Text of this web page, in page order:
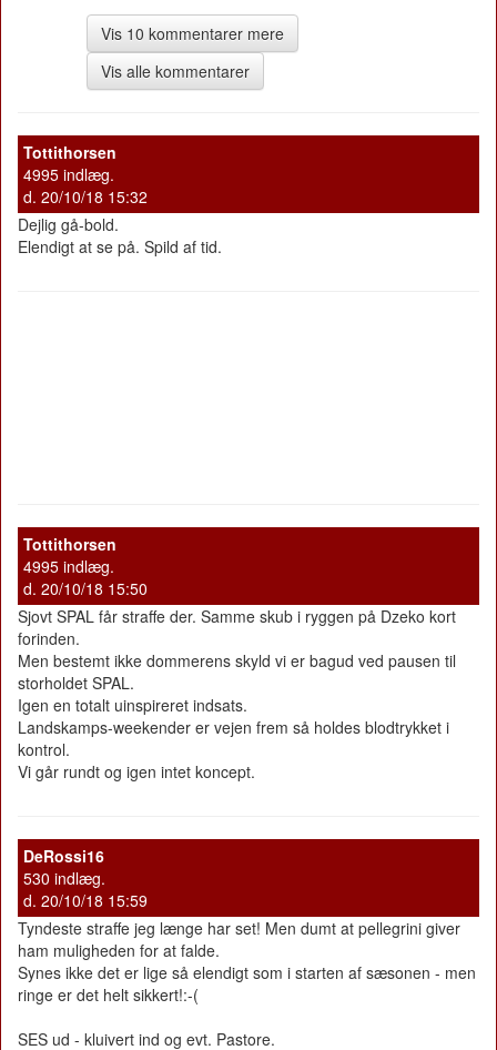
Vis 10 kommentarer mere
Vis alle kommentarer
Tottithorsen
4995 indlæg.
d. 20/10/18 15:32
Dejlig gå-bold.
Elendigt at se på. Spild af tid.
Tottithorsen
4995 indlæg.
d. 20/10/18 15:50
Sjovt SPAL får straffe der. Samme skub i ryggen på Dzeko kort
forinden.
Men bestemt ikke dommerens skyld vi er bagud ved pausen til
storholdet SPAL.
Igen en totalt uinspireret indsats.
Landskamps-weekender er vejen frem så holdes blodtrykket i
kontrol.
Vi går rundt og igen intet koncept.
DeRossi16
530 indlæg.
d. 20/10/18 15:59
Tyndeste straffe jeg længe har set! Men dumt at pellegrini giver
ham muligheden for at falde.
Synes ikke det er lige så elendigt som i starten af sæsonen - men
ringe er det helt sikkert!:-(
SES ud - kluivert ind og evt. Pastore.